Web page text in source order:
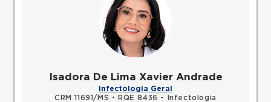
Isadora De Lima Xavier Andrade
Infectologia Geral
CRM 11691/MS •
RQE 8436 - Infectologia